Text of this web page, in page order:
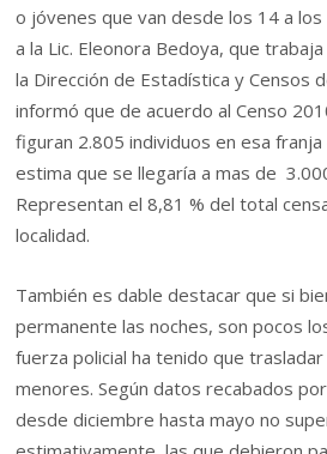
o jóvenes que van desde los 14 a
a la Lic. Eleonora Bedoya, que
la Dirección de Estadística y Censos
informó que de acuerdo al Censo
figuran 2.805 individuos en esa
estima que se llegaría a mas de
Representan el 8,81 % del total
localidad.
También es dable destacar que si
permanente las noches, son pocos
fuerza policial ha tenido que
menores. Según datos recabados
desde diciembre hasta mayo no